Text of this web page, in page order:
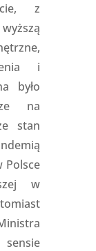
z
i
było
na
stan
Polsce
w